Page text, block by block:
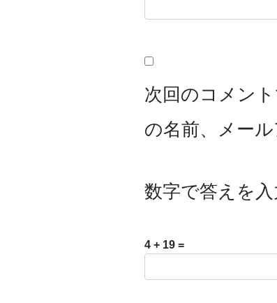
次回のコメン
の名前、メー
数字で答えを
4 + 19 =